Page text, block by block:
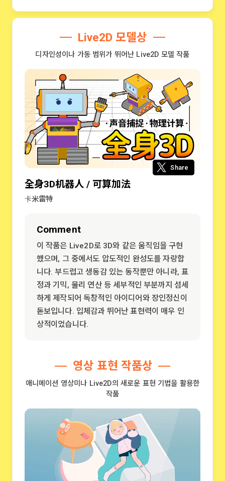
Live2D 모델상
디자인성이나 가동 범위가 뛰어난 Live2D 모델 작품
全身3D机器人 / 可算加法
卡米雷特
Share
Comment
이 작품은 Live2D로 3D와 같은 움직임을 구현
했으며, 그 중에서도 압도적인 완성도를 자랑합
니다. 부드럽고 생동감 있는 동작뿐만 아니라, 표
정과 기믹, 물리 연산 등 세부적인 부분까지 섬세
하게 제작되어 독창적인 아이디어와 장인정신이
돋보입니다. 입체감과 뛰어난 표현력이 매우 인
상적이었습니다.
영상 표현 작품상
애니메이션 영상미나 Live2D의 새로운 표현 기법을 활용한
작품